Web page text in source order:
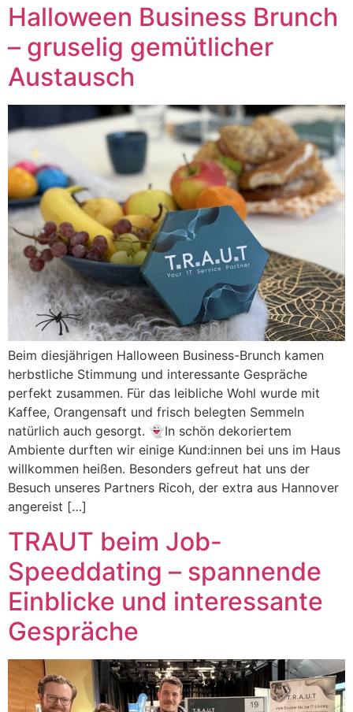
Halloween Business Brunch
– gruselig gemütlicher
Austausch
Beim diesjährigen Halloween Business-Brunch kamen
herbstliche Stimmung und interessante Gespräche
perfekt zusammen. Für das leibliche Wohl wurde mit
Kaffee, Orangensaft und frisch belegten Semmeln
natürlich auch gesorgt. 👻In schön dekoriertem
Ambiente durften wir einige Kund:innen bei uns im Haus
willkommen heißen. Besonders gefreut hat uns der
Besuch unseres Partners Ricoh, der extra aus Hannover
angereist […]
TRAUT beim Job-
Speeddating – spannende
Einblicke und interessante
Gespräche